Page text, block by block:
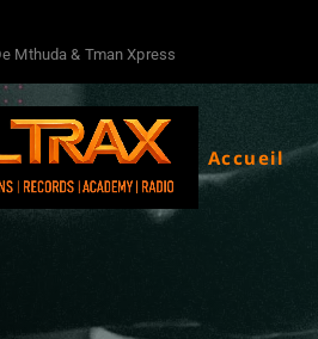
Mthuda & Tman Xpress
Accueil